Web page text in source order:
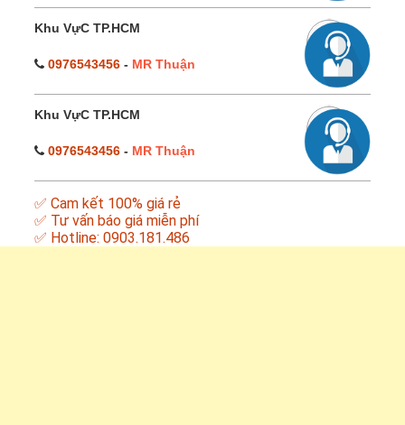
Khu VựC TP.HCM
0976543456 - MR Thuận
Khu VựC TP.HCM
0976543456 - MR Thuận
✅ Cam kết 100% giá rẻ
✅ Tư vấn báo giá miễn phí
✅ Hotline: 0903.181.486